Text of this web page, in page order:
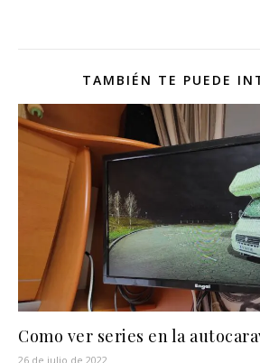
TAMBIÉN TE PUEDE
Como ver series en la
26 de julio de 2022